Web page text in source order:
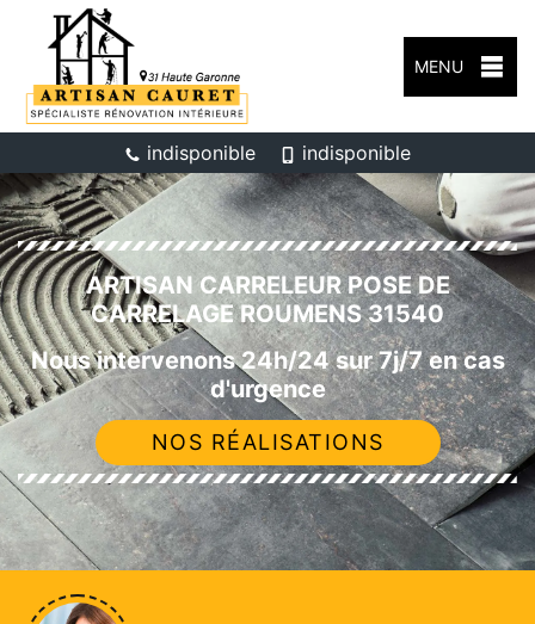
MENU
indisponible indisponible
ARTISAN CARRELEUR POSE DE
CARRELAGE ROUMENS 31540
Nous intervenons 24h/24 sur 7j/7 en cas
d'urgence
NOS RÉALISATIONS